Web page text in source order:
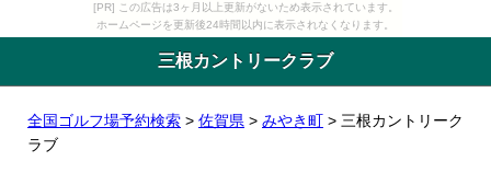
[PR] この広告は3ヶ月以上更新がないため表示されています。
ホームページを更新後24時間以内に表示されなくなります。
三根カントリークラブ
全国ゴルフ場予約検索 > 佐賀県 > みやき町 > 三根カントリーク
ラブ